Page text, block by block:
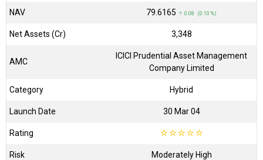
NAV ₹79.6165 ↑ 0.08 (0.10 %)
Net Assets (Cr) ₹3,348
AMC
ICICI Prudential Asset Management
Company Limited
Category Hybrid
Launch Date 30 Mar 04
Rating ☆☆☆☆☆
Risk Moderately High